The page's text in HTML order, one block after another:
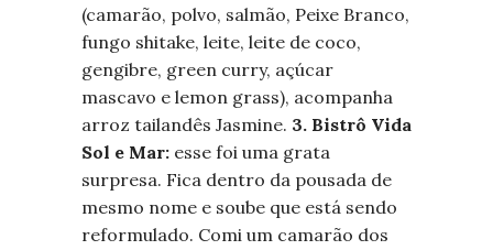
(camarão, polvo, salmão, Peixe Branco,
fungo shitake, leite, leite de coco,
gengibre, green curry, açúcar
mascavo e lemon grass), acompanha
arroz tailandês Jasmine. 3. Bistrô Vida
Sol e Mar: esse foi uma grata
surpresa. Fica dentro da pousada de
mesmo nome e soube que está sendo
reformulado. Comi um camarão dos